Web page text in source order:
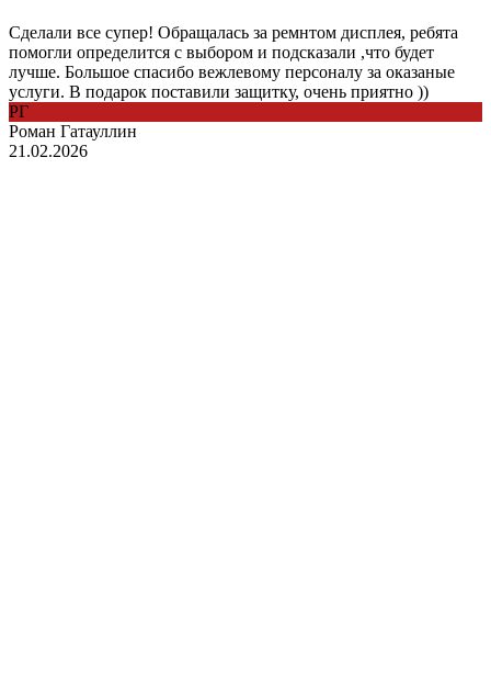
Сделали все супер! Обращалась за ремнтом дисплея, ребята
помогли определится с выбором и подсказали ,что будет
лучше. Большое спасибо вежлевому персоналу за оказаные
услуги. В подарок поставили защитку, очень приятно ))
РГ
Роман Гатауллин
21.02.2026